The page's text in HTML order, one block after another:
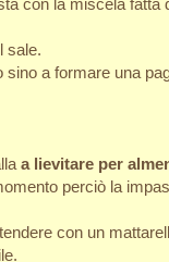
con la miscela fatta
sale.
a formare una
a lievitare per
perciò la
con un